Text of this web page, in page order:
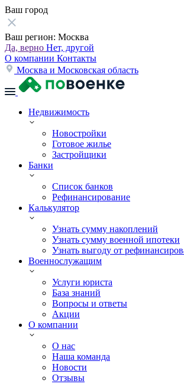
Ваш город
Ваш регион: Москва
Да, верно Нет, другой
О компании Контакты
Москва и Московская область
Недвижимость
Новостройки
Готовое жилье
Застройщики
Банки
Список банков
Рефинансирование
Калькулятор
Узнать сумму накоплений
Узнать сумму военной ипотеки
Узнать выгоду от
Военнослужащим
Услуги юриста
База знаний
Вопросы и ответы
Акции
О компании
О нас
Наша команда
Новости
Отзывы